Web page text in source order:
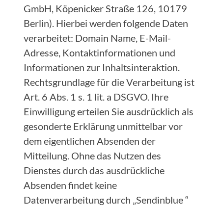
GmbH, Köpenicker Straße 126, 10179
Berlin). Hierbei werden folgende Daten
verarbeitet: Domain Name, E-Mail-
Adresse, Kontaktinformationen und
Informationen zur Inhaltsinteraktion.
Rechtsgrundlage für die Verarbeitung ist
Art. 6 Abs. 1 s. 1 lit. a DSGVO. Ihre
Einwilligung erteilen Sie ausdrücklich als
gesonderte Erklärung unmittelbar vor
dem eigentlichen Absenden der
Mitteilung. Ohne das Nutzen des
Dienstes durch das ausdrückliche
Absenden findet keine
Datenverarbeitung durch „Sendinblue “